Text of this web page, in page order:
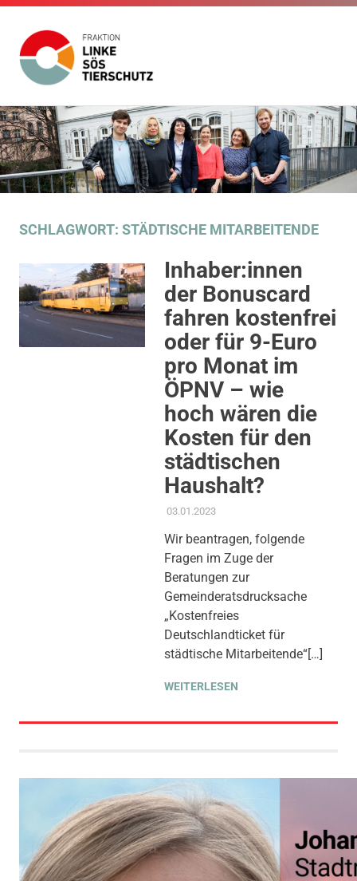
Zum
Inhalt
springen
Linke
SÖS
Tierschutz
der
Fraktion
Die
Linke
SÖS
Gemeinderat
SCHLAGWORT: STÄDTISCHE MITARBEITENDE
Inhaber:innen
der Bonuscard
fahren kostenfrei
oder für 9-Euro
pro Monat im
ÖPNV – wie
hoch wären die
Kosten für den
städtischen
Haushalt?
03.01.2023ADMIN
AKTUELLES
KOMMUNALE FINANZEN
MOBILITÄT & VERKEHR
SOZIALE SICHERUNG &
ARBEITGEBERIN, THEMEN
Wir beantragen, folgende
Fragen im Zuge der
Beratungen zur
Gemeinderatsdrucksache
„Kostenfreies
Deutschlandticket für
städtische Mitarbeitende“[…]
WEITERLESEN